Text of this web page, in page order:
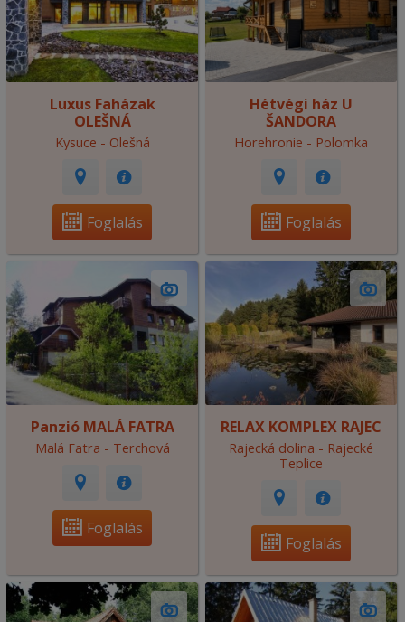
Luxus Faházak
OLEŠNÁ
Kysuce - Olešná
Foglalás
Hétvégi ház U
ŠANDORA
Horehronie - Polomka
Foglalás
Panzió MALÁ FATRA
Malá Fatra - Terchová
Foglalás
RELAX KOMPLEX RAJEC
Rajecká dolina - Rajecké
Teplice
Foglalás